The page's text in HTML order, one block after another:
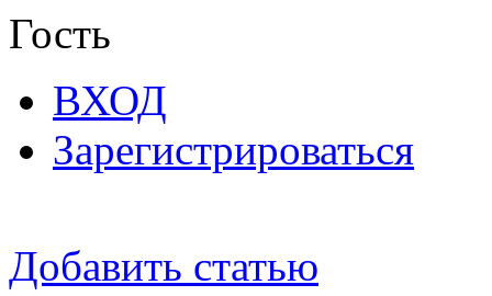
Гость
ВХОД
Зарегистрироваться
Добавить статью